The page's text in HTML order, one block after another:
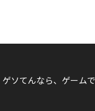
ゲソてんなら、ゲーム